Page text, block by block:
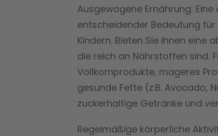
Ausgewogene Ernährung:
entscheidender Bedeutung
Kindern. Bieten Sie ihnen eine
die reich an Nährstoffen sind.
Vollkornprodukte, mageres
gesunde Fette (z.B. Avocado,
zuckerhaltige Getränke und
Regelmäßige körperliche